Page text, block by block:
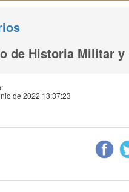
de Historia Militar
de 2022 13:37:23